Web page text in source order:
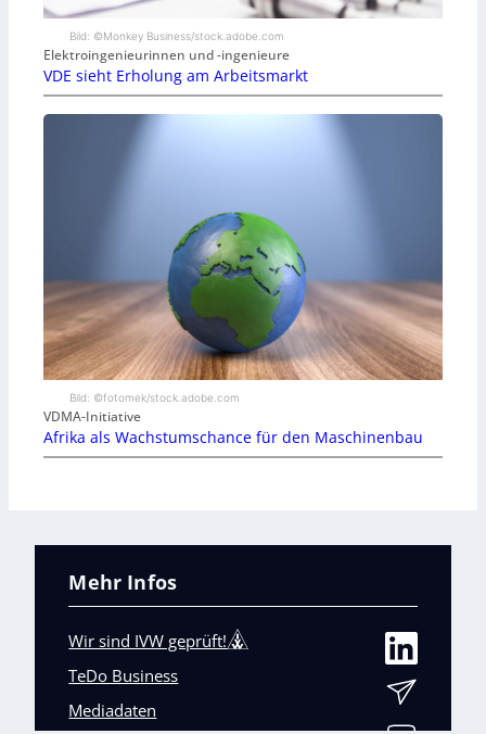
Bild: ©Monkey Business/stock.adobe.com
Elektroingenieurinnen und -ingenieure
VDE sieht Erholung am Arbeitsmarkt
Bild: ©fotomek/stock.adobe.com
VDMA-Initiative
Afrika als Wachstumschance für den Maschinenbau
Mehr Infos
Wir sind IVW geprüft!
TeDo Business
Mediadaten